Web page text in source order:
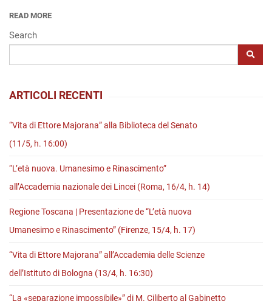
“L’egemonia
nell’età
di
READ MORE
Search
ARTICOLI RECENTI
“Vita di Ettore Majorana” alla Biblioteca del Senato
(11/5, h. 16:00)
“L’età nuova. Umanesimo e Rinascimento”
all’Accademia nazionale dei Lincei (Roma, 16/4, h. 14)
Regione Toscana | Presentazione de “L’età nuova
Umanesimo e Rinascimento” (Firenze, 15/4, h. 17)
“Vita di Ettore Majorana” all’Accademia delle Scienze
dell’Istituto di Bologna (13/4, h. 16:30)
“La «separazione impossibile»” di M. Ciliberto al Gabinetto